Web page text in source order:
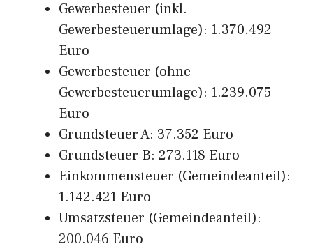
Gewerbesteuer (inkl.
Gewerbesteuerumlage): 1.370.492
Euro
Gewerbesteuer (ohne
Gewerbesteuerumlage): 1.239.075
Euro
Grundsteuer A: 37.352 Euro
Grundsteuer B: 273.118 Euro
Einkommensteuer (Gemeindeanteil):
1.142.421 Euro
Umsatzsteuer (Gemeindeanteil):
200.046 Euro